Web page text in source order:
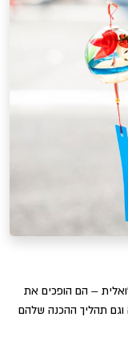
– הם הופכים את
תהליך ההכנה שלהם